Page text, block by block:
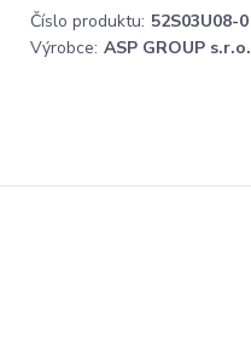
Číslo produktu: 52S03U08-0
Výrobce: ASP GROUP s.r.o.